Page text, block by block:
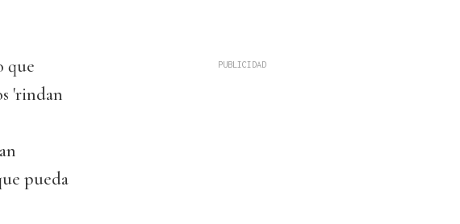
que
'rindan
pueda